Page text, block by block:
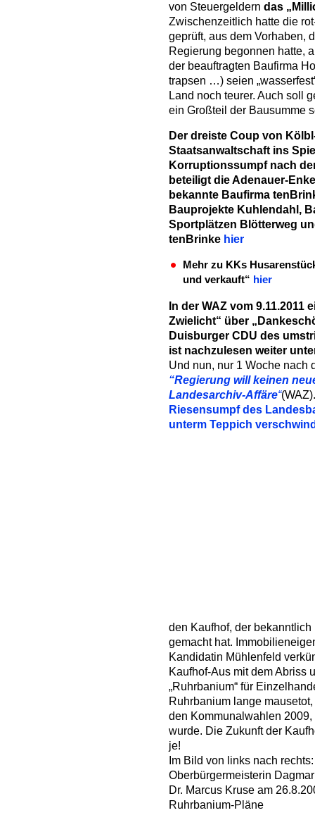
von Steuergeldern das
Zwischenzeitlich hatte die
geprüft, aus dem Vorhaben,
Regierung begonnen hatte,
der beauftragten Baufirma
trapsen …) seien
Land noch teurer. Auch soll
ein Großteil der Bausumme
Der dreiste Coup von
Staatsanwaltschaft ins
Korruptionssumpf nach
beteiligt die Adenauer-
bekannte Baufirma
Bauprojekte Kuhlendahl,
Sportplätzen Blötterweg
tenBrinke hier
Mehr zu KKs
und verkauft“ hier
In der WAZ vom 9.11.2011
Zwielicht“ über
Duisburger CDU des
ist nachzulesen weiter
Und nun, nur 1 Woche nach
“Regierung will keinen
Landesarchiv-Affäre“
Riesensumpf des
unterm Teppich
den Kaufhof, der
gemacht hat.
Kandidatin Mühlenfeld
Kaufhof-Aus mit dem Abriss
„Ruhrbanium“ für
Ruhrbanium lange
den Kommunalwahlen
wurde. Die Zukunft der
je!
Im Bild von links nach
Oberbürgermeisterin
Dr. Marcus Kruse am
Ruhrbanium-Pläne